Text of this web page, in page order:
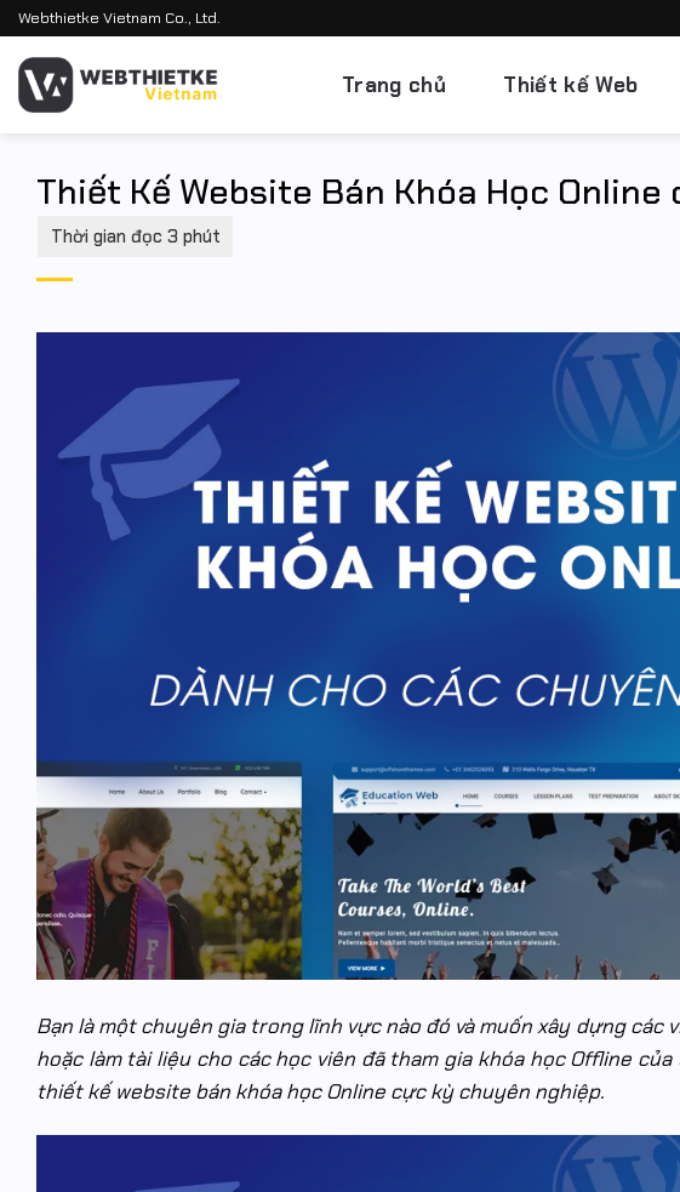
Bỏ
nội
dung
Webthietke Vietnam Co., Ltd.
Trang chủ Thiết kế Web
Thiết Kế Website Bán Khóa Học
Bạn là một chuyên gia trong lĩnh vực nào đó và muốn xây dựng các
hoặc làm tài liệu cho các học viên đã tham gia khóa học Offline
thiết kế website bán khóa học Online cực kỳ chuyên nghiệp.